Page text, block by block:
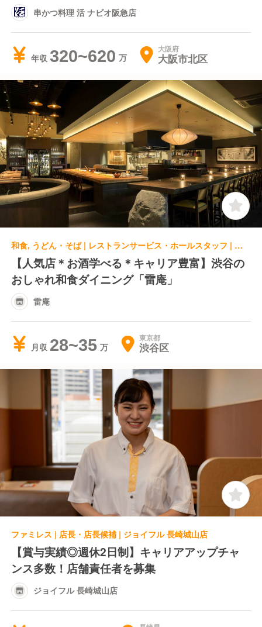
串かつ料理 活 ナビオ阪急店
年収 320~620 大阪府
大阪市北区
和食, うどん・そば | レストランサービス・ホールスタッフ | 雷庵
【人気店＊お酒学べる＊キャリア豊富】渋谷の
おしゃれ和食ダイニング「雷庵」
雷庵
月収 28~35 東京都
渋谷区
ファミレス | 店長・店長候補 | ジョイフル 長崎城山店
【賞与実績◎週休2日制】キャリアアップチャ
ンス多数！店舗責任者を募集
ジョイフル 長崎城山店